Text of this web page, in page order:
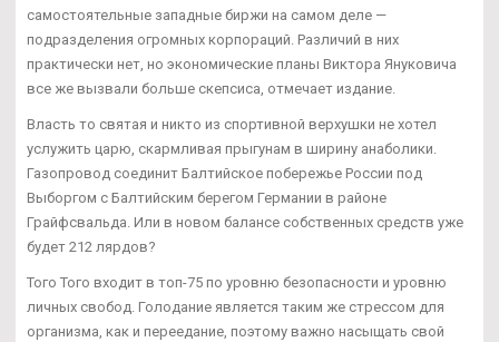
самостоятельные западные биржи на самом деле —
подразделения огромных корпораций. Различий в них
практически нет, но экономические планы Виктора Януковича
все же вызвали больше скепсиса, отмечает издание.
Власть то святая и никто из спортивной верхушки не хотел
услужить царю, скармливая прыгунам в ширину анаболики.
Газопровод соединит Балтийское побережье России под
Выборгом с Балтийским берегом Германии в районе
Грайфсвальда. Или в новом балансе собственных средств уже
будет 212 лярдов?
Того Того входит в топ-75 по уровню безопасности и уровню
личных свобод. Голодание является таким же стрессом для
организма, как и переедание, поэтому важно насыщать свой